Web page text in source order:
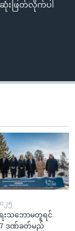
ဆုံးဖြတ်လိုက်ပါ
၂၅
းသဘောမတူရင်
ဒဏ်ခတ်မည်